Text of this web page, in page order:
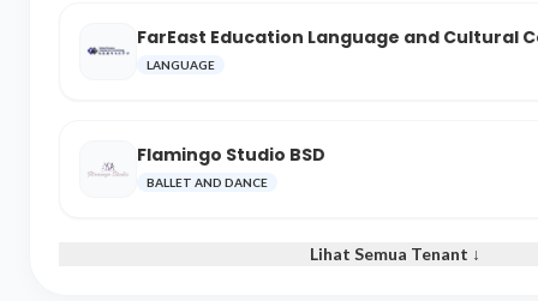
FarEast Education Language and Cultural
LANGUAGE
Flamingo Studio BSD
BALLET AND DANCE
Lihat Semua Tenant ↓